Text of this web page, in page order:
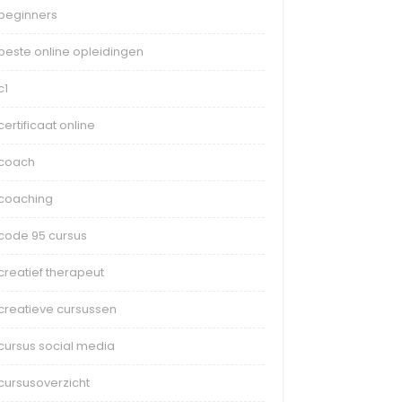
online opleidingen
online
95 cursus
therapeut
cursussen
social media